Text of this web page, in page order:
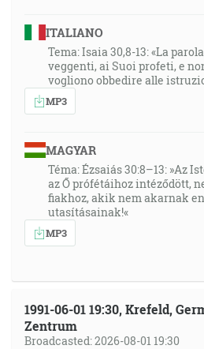
ITALIANO
Tema: Isaia 30,8-13: «La
veggenti, ai Suoi profeti, e
vogliono obbedire alle
MP3
MAGYAR
Téma: Ézsaiás 30:8–13: »Az
az Ő prófétáihoz intéződött,
fiakhoz, akik nem akarnak
utasításainak!«
MP3
1991-06-01 19:30, Krefeld,
Zentrum
Broadcasted: 2026-08-01 19:30